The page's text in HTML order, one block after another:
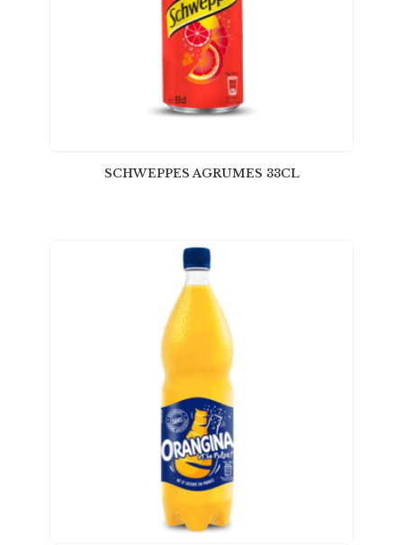
SCHWEPPES AGRUMES 33CL